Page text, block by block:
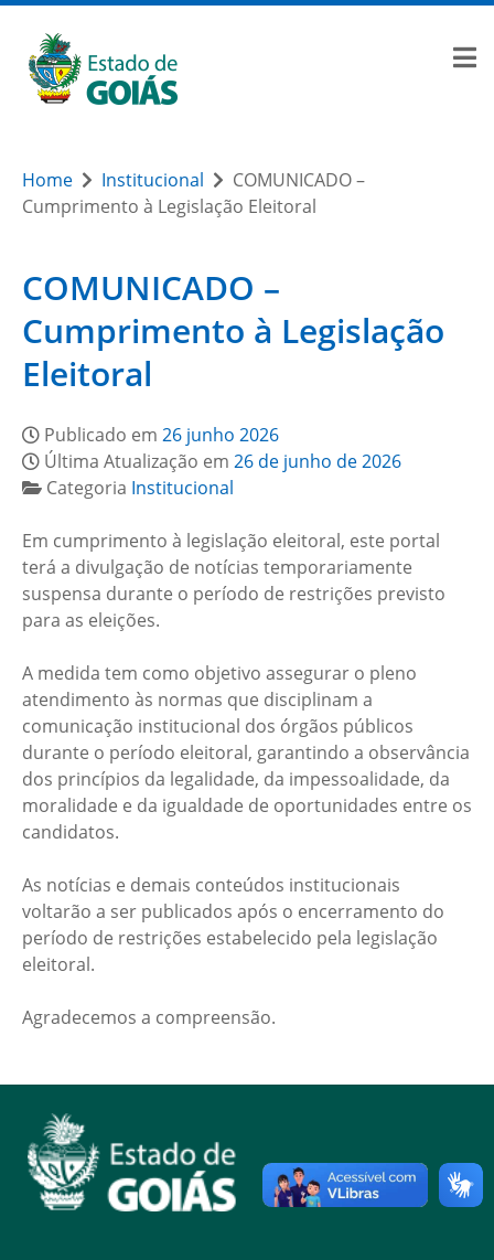
Home Institucional
COMUNICADO –
Cumprimento à Legislação Eleitoral
COMUNICADO –
Cumprimento à Legislação
Eleitoral
Publicado em 26 junho 2026
Última Atualização em 26 de junho de 2026
Categoria Institucional
Em cumprimento à legislação eleitoral, este portal
terá a divulgação de notícias temporariamente
suspensa durante o período de restrições previsto
para as eleições.
A medida tem como objetivo assegurar o pleno
atendimento às normas que disciplinam a
comunicação institucional dos órgãos públicos
durante o período eleitoral, garantindo a observância
dos princípios da legalidade, da impessoalidade, da
moralidade e da igualdade de oportunidades entre os
candidatos.
As notícias e demais conteúdos institucionais
voltarão a ser publicados após o encerramento do
período de restrições estabelecido pela legislação
eleitoral.
Agradecemos a compreensão.